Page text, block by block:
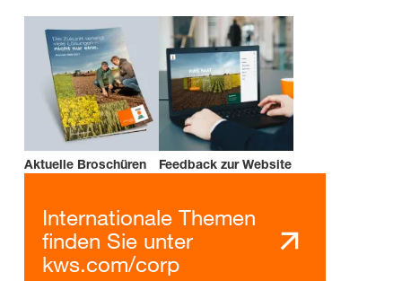
Aktuelle Broschüren Feedback zur Website
Internationale Themen
finden Sie unter
kws.com/corp